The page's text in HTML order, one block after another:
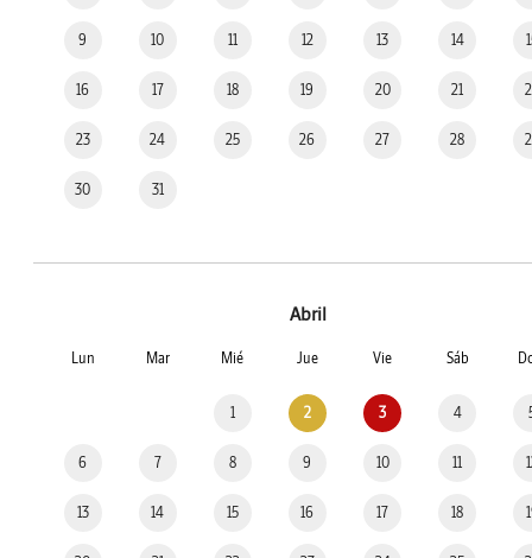
9 10 11 12 13 14
16 17 18 19 20 21
23 24 25 26 27 28
30 31
Abril
Lun Mar Mié Jue Vie Sáb
1 2 3 4
6 7 8 9 10 11
13 14 15 16 17 18